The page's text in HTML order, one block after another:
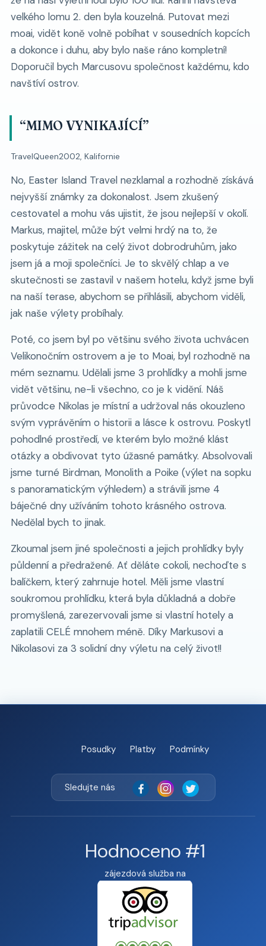
velkého lomu 2. den byla kouzelná. Putovat mezi
moai, vidět koně volně pobíhat v sousedních kopcích
a dokonce i duhu, aby bylo naše ráno kompletní!
Doporučil bych Marcusovu společnost každému, kdo
navštíví ostrov.
“MIMO VYNIKAJÍCÍ”
TravelQueen2002, Kalifornie
No, Easter Island Travel nezklamal a rozhodně získává
nejvyšší známky za dokonalost. Jsem zkušený
cestovatel a mohu vás ujistit, že jsou nejlepší v okolí.
Markus, majitel, může být velmi hrdý na to, že
poskytuje zážitek na celý život dobrodruhům, jako
jsem já a moji společníci. Je to skvělý chlap a ve
skutečnosti se zastavil v našem hotelu, když jsme byli
na naší terase, abychom se přihlásili, abychom viděli,
jak naše výlety probíhaly.
Poté, co jsem byl po většinu svého života uchvácen
Velikonočním ostrovem a je to Moai, byl rozhodně na
mém seznamu. Udělali jsme 3 prohlídky a mohli jsme
vidět většinu, ne-li všechno, co je k vidění. Náš
průvodce Nikolas je místní a udržoval nás okouzleno
svým vyprávěním o historii a lásce k ostrovu. Poskytl
pohodlné prostředí, ve kterém bylo možné klást
otázky a obdivovat tyto úžasné památky. Absolvovali
jsme turné Birdman, Monolith a Poike (výlet na sopku
s panoramatickým výhledem) a strávili jsme 4
báječné dny užíváním tohoto krásného ostrova.
Nedělal bych to jinak.
Zkoumal jsem jiné společnosti a jejich prohlídky byly
půldenní a předražené. Ať děláte cokoli, nechoďte s
balíčkem, který zahrnuje hotel. Měli jsme vlastní
soukromou prohlídku, která byla důkladná a dobře
promyšlená, zarezervovali jsme si vlastní hotely a
zaplatili CELÉ mnohem méně. Díky Markusovi a
Nikolasovi za 3 solidní dny výletu na celý život!!
Posudky Platby Podmínky
Sledujte nás
Hodnoceno #1
zájezdová služba na